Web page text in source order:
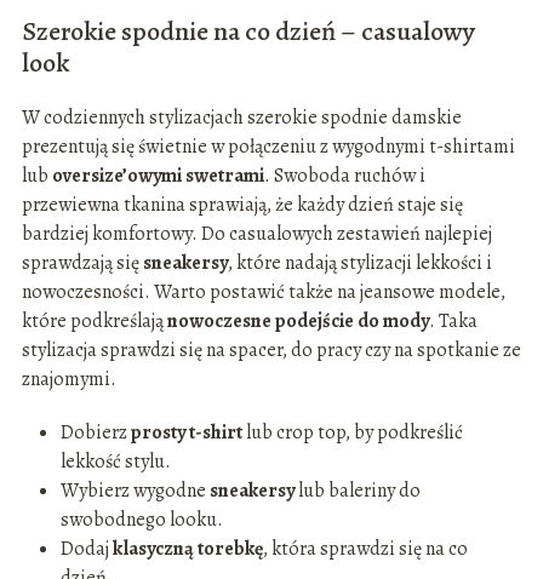
Szerokie spodnie na co dzień – casualowy
look
W codziennych stylizacjach szerokie spodnie damskie
prezentują się świetnie w połączeniu z wygodnymi t-shirtami
lub oversize’owymi swetrami. Swoboda ruchów i
przewiewna tkanina sprawiają, że każdy dzień staje się
bardziej komfortowy. Do casualowych zestawień najlepiej
sprawdzają sięsneakersy, które nadają stylizacji lekkości i
nowoczesności. Warto postawić także na jeansowe modele,
które podkreślająnowoczesne podejście do mody. Taka
stylizacja sprawdzi się na spacer, do pracy czy na spotkanie ze
znajomymi.
Dobierzprosty t-shirtlub crop top, by podkreślić
lekkość stylu.
Wybierz wygodne sneakersylub baleriny do
swobodnego looku.
Dodajklasyczną torebkę, która sprawdzi się na co